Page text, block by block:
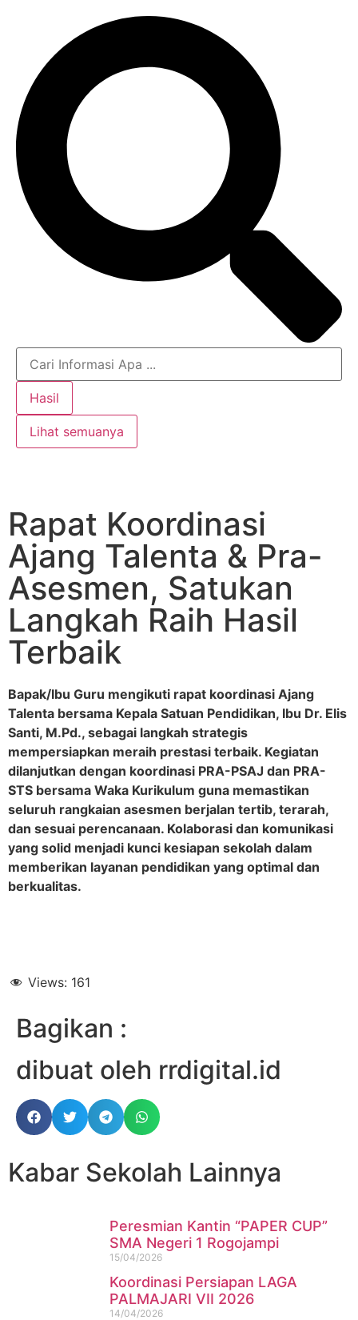
Hasil
Lihat semuanya
Rapat Koordinasi
Ajang Talenta & Pra-
Asesmen, Satukan
Langkah Raih Hasil
Terbaik
Bapak/Ibu Guru mengikuti rapat koordinasi Ajang
Talenta bersama Kepala Satuan Pendidikan, Ibu Dr. Elis
Santi, M.Pd., sebagai langkah strategis
mempersiapkan meraih prestasi terbaik. Kegiatan
dilanjutkan dengan koordinasi PRA-PSAJ dan PRA-
STS bersama Waka Kurikulum guna memastikan
seluruh rangkaian asesmen berjalan tertib, terarah,
dan sesuai perencanaan. Kolaborasi dan komunikasi
yang solid menjadi kunci kesiapan sekolah dalam
memberikan layanan pendidikan yang optimal dan
berkualitas.
Views: 161
Bagikan :
dibuat oleh rrdigital.id
Kabar Sekolah Lainnya
Peresmian Kantin “PAPER CUP”
SMA Negeri 1 Rogojampi
15/04/2026
Koordinasi Persiapan LAGA
PALMAJARI VII 2026
14/04/2026